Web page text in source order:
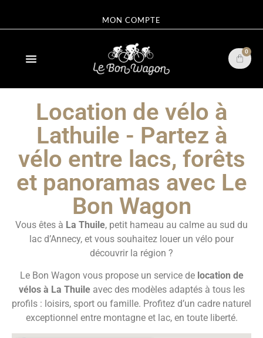
MON COMPTE
0
Location de vélo à
Lathuile - Partez à
vélo entre lacs, forêts
et panoramas avec Le
Bon Wagon
Vous êtes à La Thuile, petit hameau au calme au sud du
lac d’Annecy, et vous souhaitez louer un vélo pour
découvrir la région ?
Le Bon Wagon vous propose un service de location de
vélos à La Thuileavec des modèles adaptés à tous les
profils : loisirs, sport ou famille. Profitez d’un cadre naturel
exceptionnel entre montagne et lac, en toute liberté.